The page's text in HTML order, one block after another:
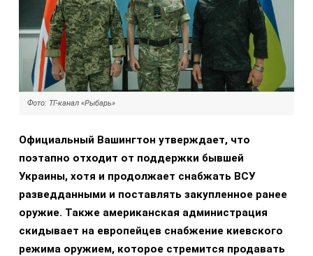
Фото: ТГ-канал «Рыбарь»
Официальный Вашингтон утверждает, что
поэтапно отходит от поддержки бывшей
Украины, хотя и продолжает снабжать ВСУ
разведданными и поставлять закупленное ранее
оружие. Также американская администрация
скидывает на европейцев снабжение киевского
режима оружием, которое стремится продавать